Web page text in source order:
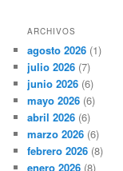
ARCHIVOS
agosto 2026 (1)
julio 2026 (7)
junio 2026 (6)
mayo 2026 (6)
abril 2026 (6)
marzo 2026 (6)
febrero 2026 (8)
enero 2026 (8)